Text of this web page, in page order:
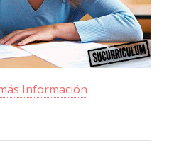
Información